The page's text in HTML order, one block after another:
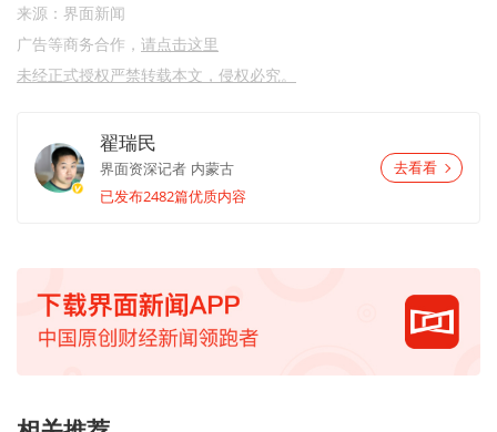
来源：界面新闻
广告等商务合作， 请点击这里
未经正式授权严禁转载本文，侵权必究。
翟瑞民
界面资深记者 内蒙古
已发布2482篇优质内容
去看看